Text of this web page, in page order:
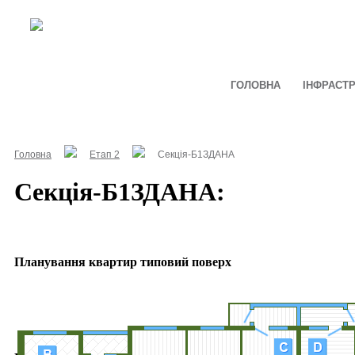
ГОЛОВНА
Головна Етап 2 Секція-Б1ЗДАНА
Секція-Б1ЗДАНА:
Планування квартир типовий поверх